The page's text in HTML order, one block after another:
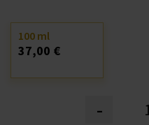
-
100 ml
37,00 €